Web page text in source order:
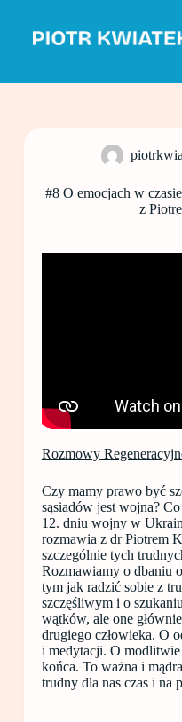
j
#8 O emocjach w
z
Rozmowy
Czy mamy prawo być
sąsiadów jest wojna?
12. dniu wojny w
rozmawia z dr Piotrem
szczególnie tych
Rozmawiamy o dbaniu
tym jak radzić sobie z
szczęśliwym i o
wątków, ale one
drugiego człowieka. O
i medytacji. O modlitwie
końca. To ważna i
trudny dla nas czas i na